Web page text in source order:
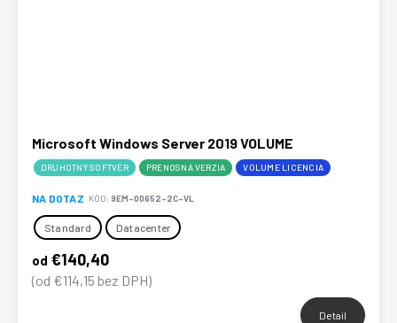
Microsoft Windows Server 2019 VOLUME
DRUHOTNÝ SOFTVÉR PRENOSNÁ VERZIA VOLUME LICENCIA
NA DOTAZ KÓD: 9EM-00652-2C-VL
Standard Datacenter
od €140,40
(od €114,15 bez DPH)
Detail